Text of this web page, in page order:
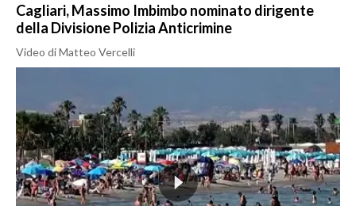
Cagliari, Massimo Imbimbo nominato dirigente
della Divisione Polizia Anticrimine
Video di Matteo Vercelli